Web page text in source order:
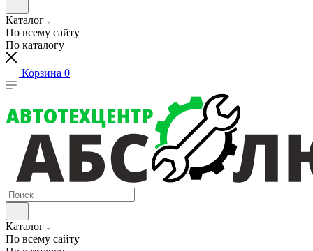
Каталог
По всему сайту
По каталогу
Корзина 0
Каталог
По всему сайту